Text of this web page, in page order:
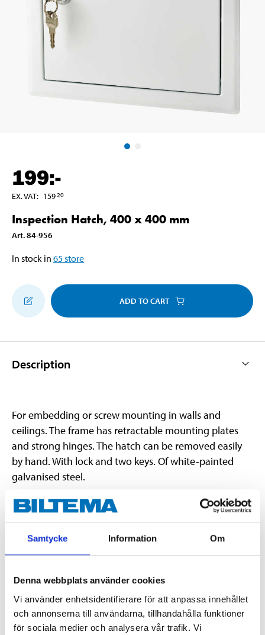
Samtycke Information Om
Denna webbplats använder cookies
Vi använder enhetsidentifierare för att anpassa innehållet
och annonserna till användarna, tillhandahålla funktioner
för sociala medier och analysera vår trafik. Vi
199:-
EX. VAT: 15920
Inspection Hatch, 400 x 400 mm
Art.84-956
In stock in 65store
ADD TO CART
Description
For embedding or screw mounting in walls and
ceilings. The frame has retractable mounting plates
and strong hinges. The hatch can be removed easily
by hand. With lock and two keys. Of white-painted
galvanised steel.
Technical specifications
Dimensions
400 x 400 mm (module)
Outer dimensions
435 x 435 mm
Dimensions 394 x 394 mm (integrated
frame)
Material
Galvanised steel